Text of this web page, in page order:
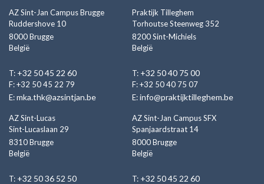
AZ Sint-Jan Campus Brugge
Ruddershove 10
8000Brugge
België
T: +32 50 45 22 60
F: +32 50 45 22 79
E:mka.thk@azsintjan.be
Praktijk Tilleghem
Torhoutse Steenweg 352
8200Sint-Michiels
België
T: +32 50 40 75 00
F: +32 50 40 75 07
E:info@praktijktilleghem.be
AZ Sint-Lucas
Sint-Lucaslaan 29
8310Brugge
België
T: +32 50 36 52 50
AZ Sint-Jan Campus SFX
Spanjaardstraat 14
8000Brugge
België
T: +32 50 45 22 60